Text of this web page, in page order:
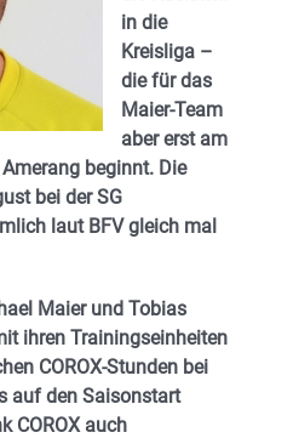
in die
Kreisliga –
die für das
Maier-Team
aber erst am
beginnt. Die
bei der SG
laut BFV gleich mal
Maier und Tobias
ihren Trainingseinheiten
COROX-Stunden bei
auf den Saisonstart
COROX auch